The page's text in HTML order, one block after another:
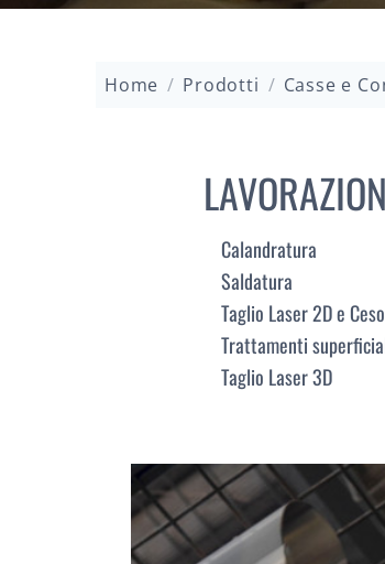
Home / Prodotti / Casse e
Calandratura
Saldatura
Taglio Laser 2D e
Trattamenti
Taglio Laser 3D